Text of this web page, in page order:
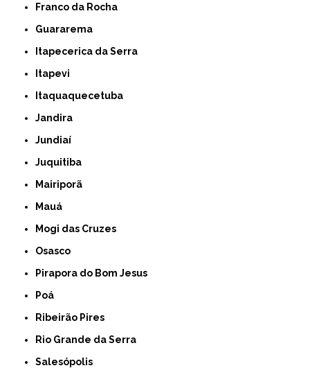
Franco da Rocha
Guararema
Itapecerica da Serra
Itapevi
Itaquaquecetuba
Jandira
Jundiaí
Juquitiba
Mairiporã
Mauá
Mogi das Cruzes
Osasco
Pirapora do Bom Jesus
Poá
Ribeirão Pires
Rio Grande da Serra
Salesópolis